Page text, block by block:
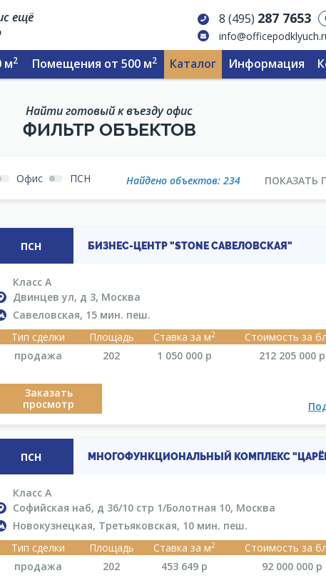
ещё
8 (495) 287 7653
м2 Помещения от 500 м2 Каталог Информация
Найти готовый к въезду офис
ФИЛЬТР ОБЪЕКТОВ
Офис ПСН Найдено объектов: 234 ПОКАЗАТЬ
ПСН БИЗНЕС-ЦЕНТР "STONE САВЕЛОВСКАЯ"
Класс A
Двинцев ул, д 3, Москва
Савеловская, 15 мин. пеш.
Тип сделки
Площадь Ставка за м2 Стоимость за
продажа
202 1 050 000 р 212 205 000р
Заказать
просмотр
ПСН МНОГОФУНКЦИОНАЛЬНЫЙ КОМПЛЕКС
Класс A
Софийская наб, д 36/10 стр 1/Болотная 10, Москва
Новокузнецкая, Третьяковская, 10 мин. пеш.
Тип сделки
Площадь Ставка за м2 Стоимость за
продажа
202 453 649 р 92 000 000р